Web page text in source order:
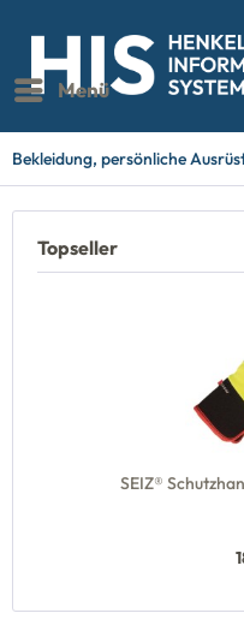
Menü
Bekleidung, persönliche
Topseller
SEIZ®